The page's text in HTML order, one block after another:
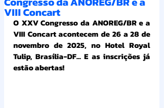
VIII Concart
O XXV Congresso da ANOREG/BR e a
VIII Concart acontecem de 26 a 28 de
novembro de 2025, no Hotel Royal
Tulip, Brasília-DF... E as inscrições já
estão abertas!